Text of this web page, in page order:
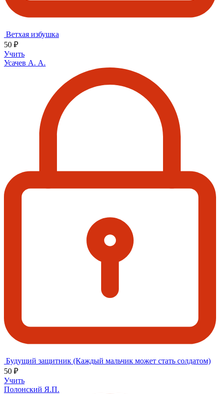
Ветхая избушка
50 ₽
Учить
Усачев А. А.
Будущий защитник (Каждый мальчик может стать солдатом)
50 ₽
Учить
Полонский Я.П.